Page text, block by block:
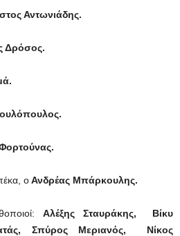
Αντωνιάδης.
Δρόσος.
οΑνδρέας Μπάρκουλης.
Αλέξης Σταυράκης, Βίκυ
Σπύρος Μεριανός, Νίκος